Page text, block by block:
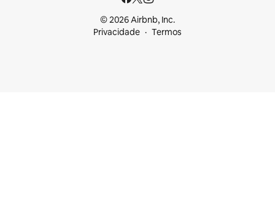
© 2026 Airbnb, Inc.
Privacidade
Termos